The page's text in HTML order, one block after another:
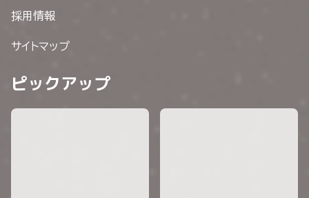
採用情報
サイトマップ
ピックアップ